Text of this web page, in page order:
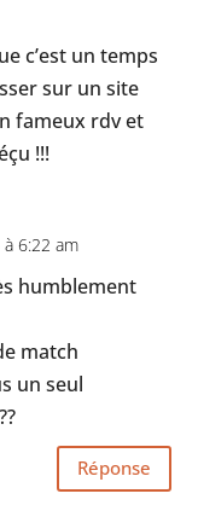
c’est un temps
sur un site
fameux rdv et
!!!
6:22 am
humblement
match
un seul
Réponse